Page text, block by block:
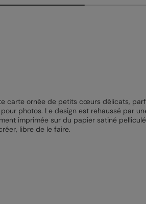
carte ornée de petits cœurs délicats,
photos. Le design est rehaussé par
imprimée sur du papier satiné
libre de le faire.